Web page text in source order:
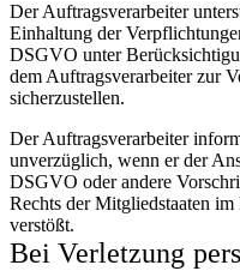
Der Auftragsverarbeiter
Einhaltung der
DSGVO unter
dem Auftragsverarbeiter zur
sicherzustellen.
Der Auftragsverarbeiter
unverzüglich, wenn er der
DSGVO oder andere
Rechts der Mitgliedstaaten
verstößt.
Bei Verletzung